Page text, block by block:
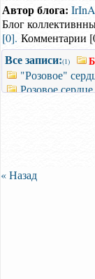
Автор блога:
Блог
[0]. Комментарии
Все записи:(1)
"Розовое"
Розовое сердце
« Назад